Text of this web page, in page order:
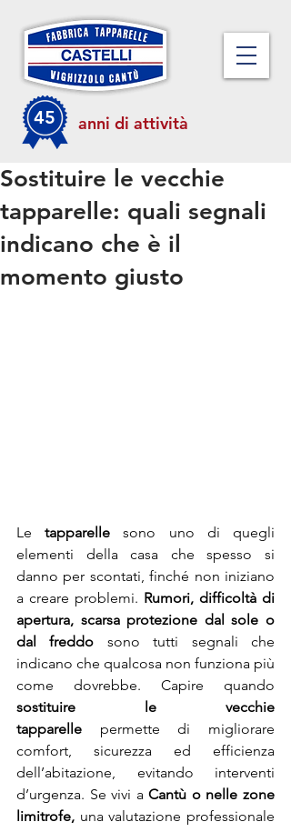
anni di attività
45
Sostituire le vecchie
tapparelle: quali segnali
indicano che è il
momento giusto
Le tapparelle sono uno di quegli
elementi della casa che spesso si
danno per scontati, finché non iniziano
a creare problemi. Rumori, difficoltà di
apertura, scarsa protezione dal sole o
dal freddo sono tutti segnali che
indicano che qualcosa non funziona più
sostituire le vecchie
tapparelle permette di migliorare
comfort, sicurezza ed efficienza
dell’abitazione, evitando interventi
d’urgenza. Se vivi a Cantù o nelle zone
limitrofe, una valutazione professionale